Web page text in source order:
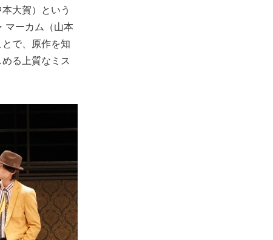
大賀）という
マーカム（山本
で、原作を知
る上質なミス